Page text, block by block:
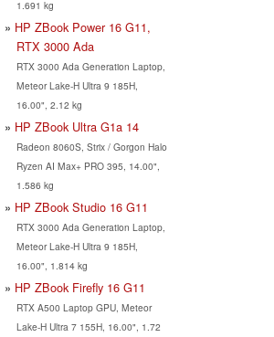
1.691 kg
HP ZBook Power 16 G11,
RTX 3000 Ada
RTX 3000 Ada Generation Laptop,
Meteor Lake-H Ultra 9 185H,
16.00", 2.12 kg
HP ZBook Ultra G1a 14
Radeon 8060S, Strix / Gorgon Halo
Ryzen AI Max+ PRO 395, 14.00",
1.586 kg
HP ZBook Studio 16 G11
RTX 3000 Ada Generation Laptop,
Meteor Lake-H Ultra 9 185H,
16.00", 1.814 kg
HP ZBook Firefly 16 G11
RTX A500 Laptop GPU, Meteor
Lake-H Ultra 7 155H, 16.00", 1.72